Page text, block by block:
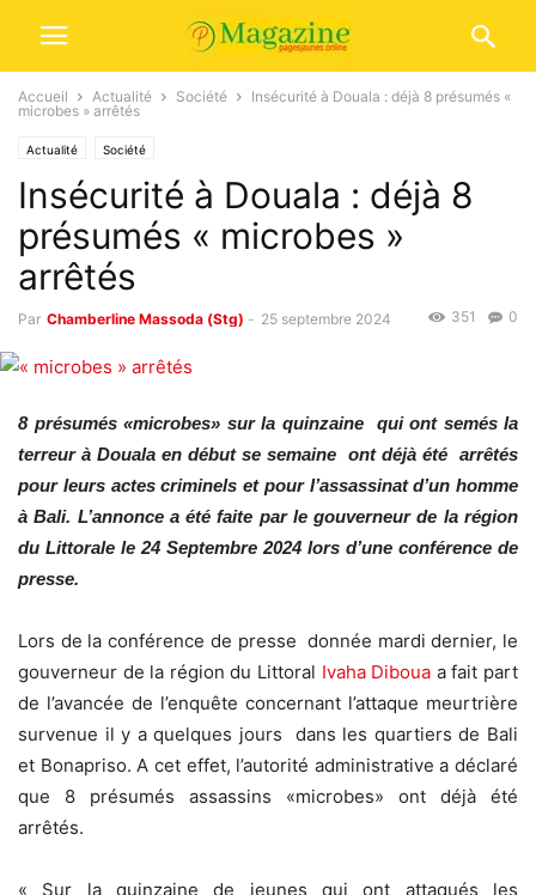
Accueil Actualité Société
Insécurité à Douala : déjà 8 présumés «
microbes » arrêtés
Actualité Société
Insécurité à Douala : déjà 8
présumés « microbes »
arrêtés
Par Chamberline Massoda (Stg) - 25 septembre 2024 0
351
8 présumés «microbes» sur la quinzaine qui ont semés la
terreur à Douala en début se semaine ont déjà été arrêtés
pour leurs actes criminels et pour l’assassinat d’un homme
à Bali. L’annonce a été faite par le gouverneur de la région
du Littorale le 24 Septembre 2024 lors d’une conférence de
presse.
Lors de la conférence de presse donnée mardi dernier, le
gouverneur de la région du Littoral Ivaha Diboua a fait part
de l’avancée de l’enquête concernant l’attaque meurtrière
survenue il y a quelques jours dans les quartiers de Bali
et Bonapriso. A cet effet, l’autorité administrative a déclaré
que 8 présumés assassins «microbes» ont déjà été
arrêtés.
« Sur la quinzaine de jeunes qui ont attaqués les